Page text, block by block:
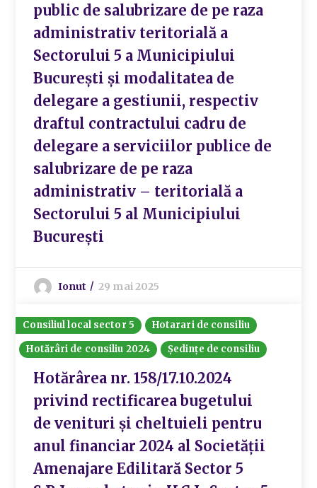
public de salubrizare de pe raza
administrativ teritorială a
Sectorului 5 a Municipiului
București și modalitatea de
delegare a gestiunii, respectiv
draftul contractului cadru de
delegare a serviciilor publice de
salubrizare de pe raza
administrativ – teritorială a
Sectorului 5 al Municipiului
București
Ionut 29 mai 2025
Consiliul local sector 5
Hotarari de consiliu
Hotărâri de consiliu 2024
Ședințe de consiliu
Hotărârea nr. 158/17.10.2024
privind rectificarea bugetului
de venituri și cheltuieli pentru
anul financiar 2024 al Societății
Amenajare Edilitară Sector 5